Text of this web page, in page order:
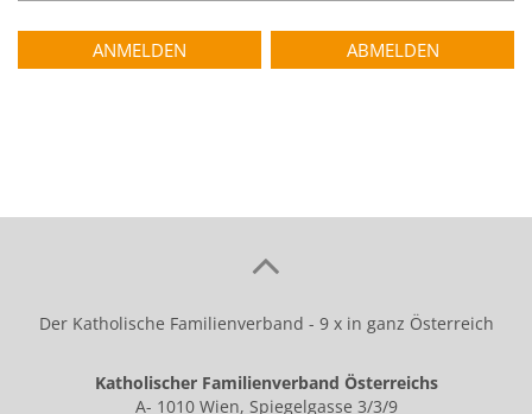
Der Katholische Familienverband - 9 x in ganz Österreich
Katholischer Familienverband Österreichs
A- 1010 Wien, Spiegelgasse 3/3/9